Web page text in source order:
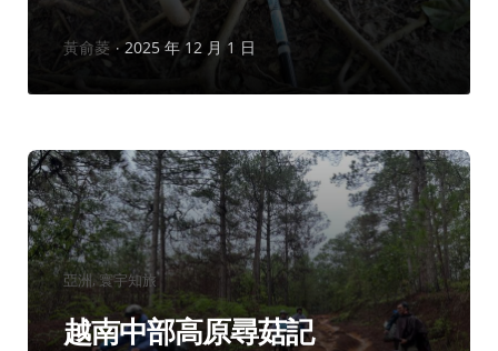
作
黃俞菱 2025 年 12 月 1 日
分
類：
亞洲 寰宇知旅
越南中部高原尋菇記